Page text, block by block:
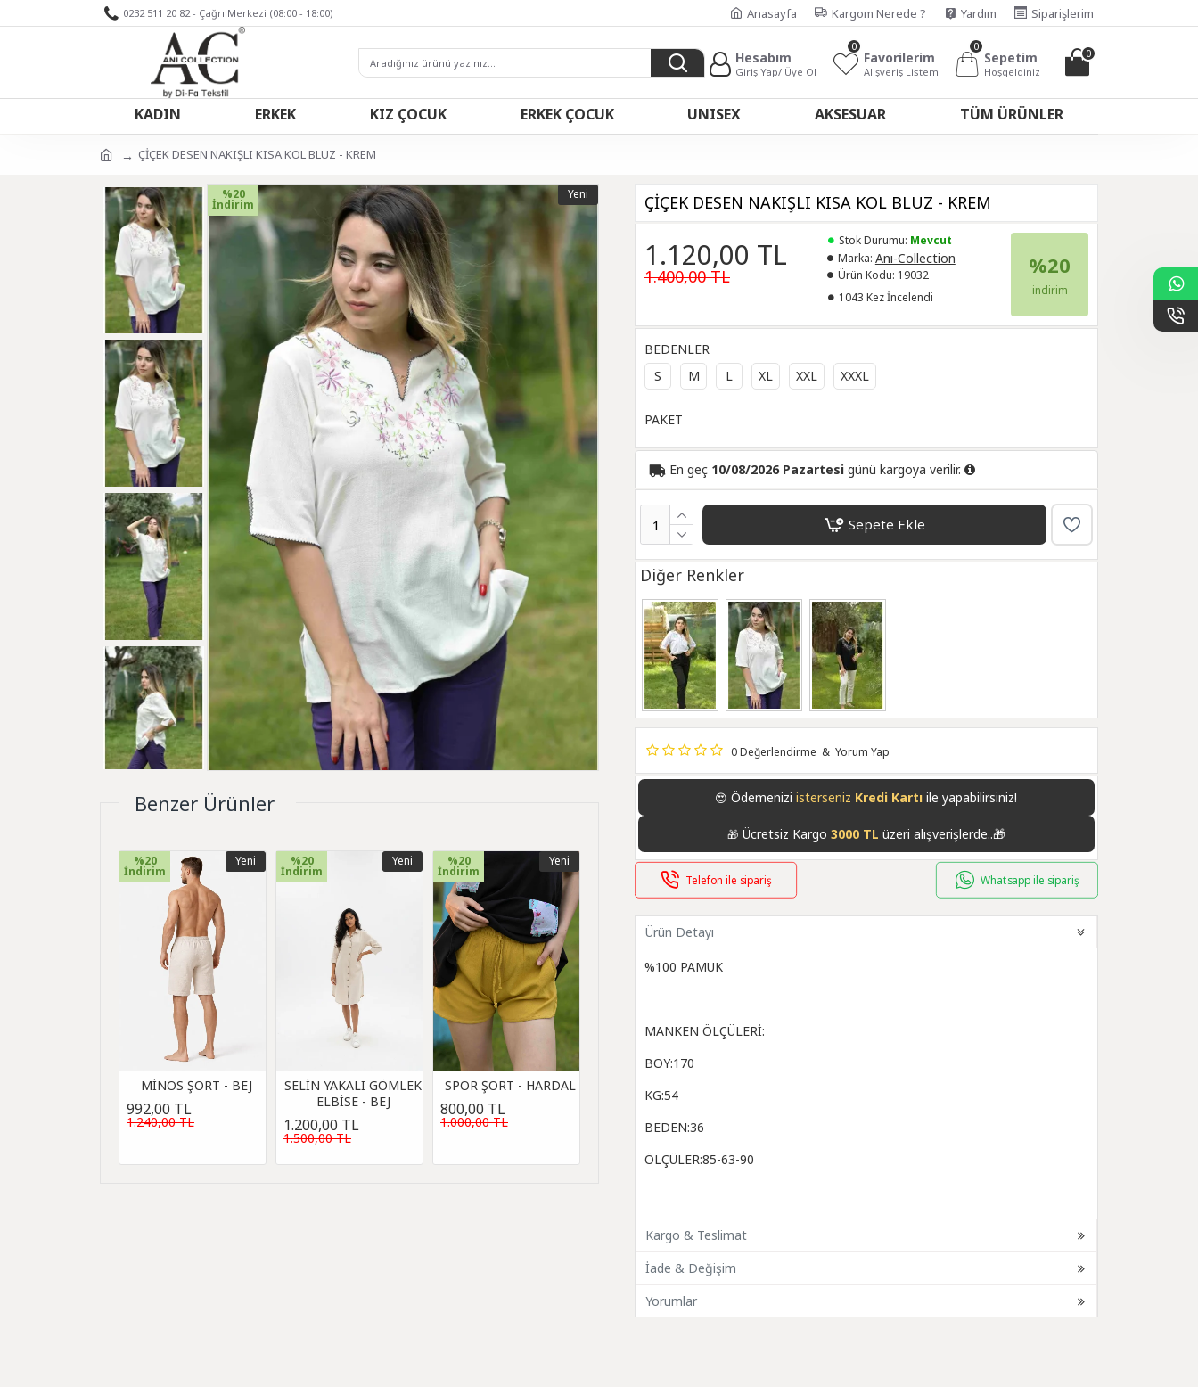
0232 511 20 82 - Çağrı Merkezi (08:00 - 18:00) Anasayfa Kargom Nerede ? Yardım Siparişlerim
Hesabım
Giriş Yap/ Üye Ol
Favorilerim
Alışveriş Listem
0
Sepetim
Hoşgeldiniz
0
0
KADIN ERKEK KIZ ÇOCUK ERKEK ÇOCUK UNISEX AKSESUAR TÜM ÜRÜNLER
ÇİÇEK DESEN NAKIŞLI KISA KOL BLUZ - KREM
Yeni
%20
İndirim
Benzer Ürünler
Yeni
%20
İndirim
MİNOS ŞORT - BEJ
992,00 TL
1.240,00 TL
Yeni
%20
İndirim
SELİN YAKALI GÖMLEK
ELBİSE - BEJ
1.200,00 TL
1.500,00 TL
Yeni
%20
İndirim
SPOR ŞORT - HARDAL
800,00 TL
1.000,00 TL
ÇİÇEK DESEN NAKIŞLI KISA KOL BLUZ - KREM
0 Değerlendirme & Yorum Yap
1.120,00 TL
1.400,00 TL
Stok Durumu: Mevcut
Marka: Anı-Collection
Ürün Kodu: 19032
1043 Kez İncelendi
%20
indirim
BEDENLER
S
M L XL XXL XXXL
PAKET
En geç 10/08/2026 Pazartesi günü kargoya verilir.
Sepete Ekle
Diğer Renkler
😍Ödemenizi istersenizHavale/EFT ile yapabilirsiniz!
🎁 Ücretsiz Kargo 3000 TL üzeri alışverişlerde..🎁
Telefon ile sipariş Whatsapp ile sipariş
Ürün Detayı
%100 PAMUK
MANKEN ÖLÇÜLERİ:
BOY:170
KG:54
BEDEN:36
ÖLÇÜLER:85-63-90
Kargo & Teslimat
İade & Değişim
Yorumlar